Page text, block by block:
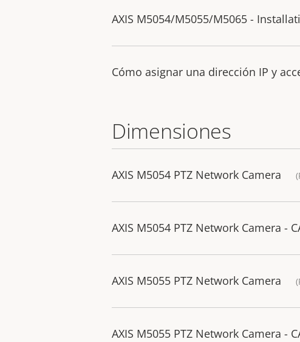
AXIS M5054/M5055/M5065 -
Cómo asignar una dirección IP y
Dimensiones
AXIS M5054 PTZ Network Camera
AXIS M5054 PTZ Network Camera -
AXIS M5055 PTZ Network Camera
AXIS M5055 PTZ Network Camera -